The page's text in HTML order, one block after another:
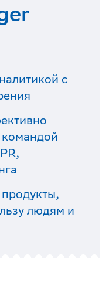
с
командой
продукты,
людям и